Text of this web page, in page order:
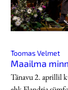
Toomas Velmet
Maailma
Tänavu 2. aprillil